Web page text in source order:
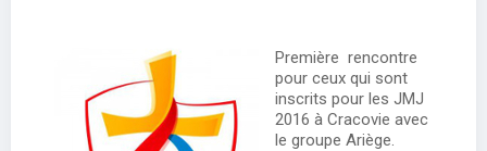
Première rencontre
pour ceux qui sont
inscrits pour les JMJ
2016 à Cracovie avec
le groupe Ariège.